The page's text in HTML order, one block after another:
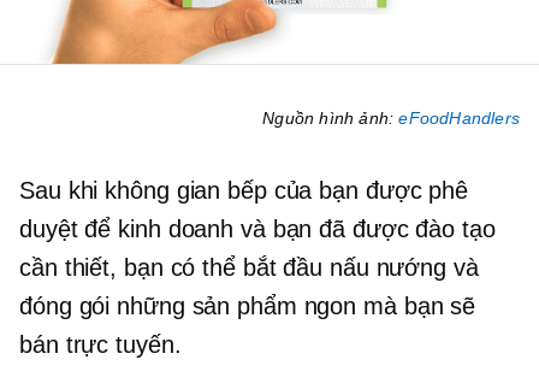
Nguồn hình ảnh:eFoodHandlers
Sau khi không gian bếp của bạn được phê
duyệt để kinh doanh và bạn đã được đào tạo
cần thiết, bạn có thể bắt đầu nấu nướng và
đóng gói những sản phẩm ngon mà bạn sẽ
bán trực tuyến.